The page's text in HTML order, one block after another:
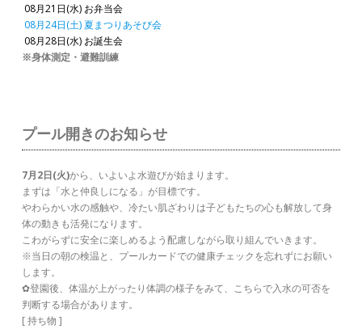
08月21日(水) お弁当会
08月24日(土) 夏まつりあそび会
08月28日(水) お誕生会
※身体測定・避難訓練
プール開きのお知らせ
7月2日(火)から、いよいよ水遊びが始まります。
まずは「水と仲良しになる」が目標です。
やわらかい水の感触や、冷たい肌ざわりは子どもたちの心も解放して身
体の動きも活発になります。
こわがらずに安全に楽しめるよう配慮しながら取り組んでいきます。
※当日の朝の検温と、プールカードでの健康チェックを忘れずにお願い
します。
✿登園後、体温が上がったり体調の様子をみて、こちらで入水の可否を
判断する場合があります。
[ 持ち物 ]